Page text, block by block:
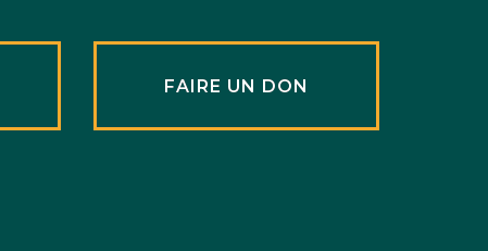
FAIRE UN DON